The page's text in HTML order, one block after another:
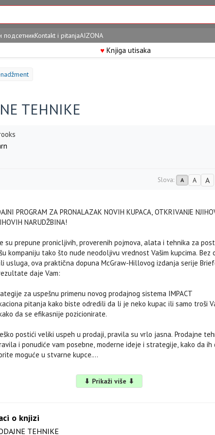
подсетникKontakt i pitanjaAIZONA
♥Knjiga utisaka
TEHNIKE
Slova: A A A
PROGRAM ZA PRONALAZAK NOVIH KUPACA, OTKRIVANJE
NARUDŽBINA!
su prepune pronicljivih, proverenih pojmova, alata i tehnika za
kompaniju tako što nude neodoljivu vrednost Vašim kupcima. Bez
usluga, ova praktična dopuna McGraw-Hillovog izdanja serije
daje Vam:
za uspešnu primenu novog prodajnog sistema IMPACT
pitanja kako biste odredili da li je neko kupac ili samo troši
da se efikasnije pozicionirate.
postići veliki uspeh u prodaji, pravila su vrlo jasna. Prodajne
i ponudiće vam posebne, moderne ideje i strategije, kako da ih
moguće u stvarne kupce.
unutarnje tajne
⬇ Prikaži više ⬇
o knjizi
TEHNIKE